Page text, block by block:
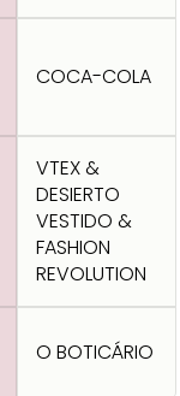
COCA-COLA
VTEX &
DESIERTO
VESTIDO &
FASHION
REVOLUTION
O BOTICÁRIO